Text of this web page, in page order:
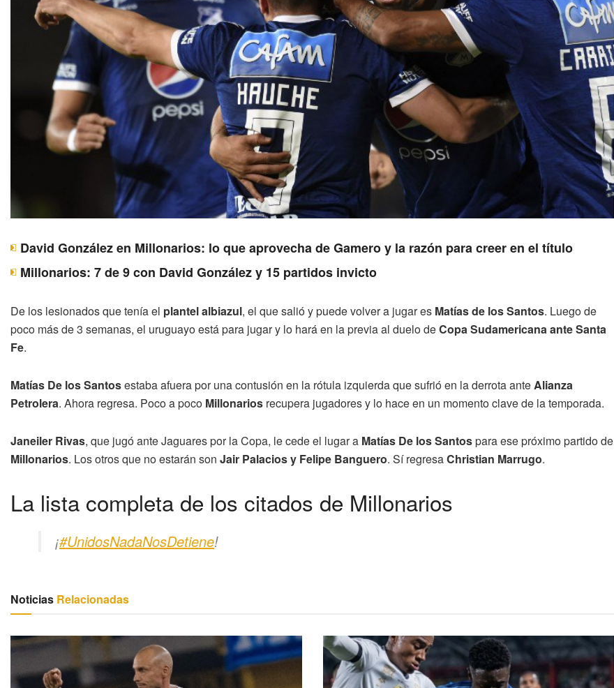
David González en Millonarios: lo que aprovecha de Gamero y la razón para creer en el título
Millonarios: 7 de 9 con David González y 15 partidos invicto
De los lesionados que tenía el plantel albiazul, el que salió y puede volver a jugar es Matías de los Santos. Luego de
poco más de 3 semanas, el uruguayo está para jugar y lo hará en la previa al duelo deCopa Sudamericana ante Santa
Fe.
Matías De los Santosestaba afuera por una contusión en la rótula izquierda que sufrió en la derrota anteAlianza
Petrolera. Ahora regresa. Poco a poco Millonarios recupera jugadores y lo hace en un momento clave de la temporada.
Janeiler Rivas, que jugó ante Jaguares por la Copa, le cede el lugar a Matías De los Santospara ese próximo partido de
Millonarios. Los otros que no estarán son Jair Palacios y Felipe Banguero. Sí regresaChristian Marrugo.
La lista completa de los citados de Millonarios
¡#UnidosNadaNosDetiene!
Noticias Relacionadas